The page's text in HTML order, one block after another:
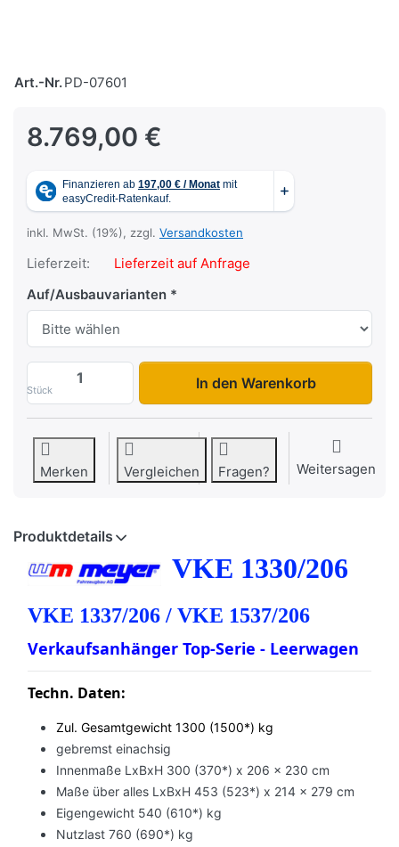
Art.-Nr.PD-07601
8.769,00 €
inkl. MwSt. (19%), zzgl. Versandkosten
Lieferzeit:
Lieferzeit auf Anfrage
Auf/Ausbauvarianten
Stück
VKE 1330/206 - VKE 1537/206 zu
In den Warenkorb
Merken Vergleichen Fragen? Weitersagen
Produktdetails
VKE 1330/206
VKE 1337/206 / VKE 1537/206
Verkaufsanhänger Top-Serie - Leerwagen
Techn. Daten:
Zul. Gesamtgewicht 1300 (1500*) kg
gebremst einachsig
Innenmaße LxBxH 300 (370*) x 206 x 230 cm
Maße über alles LxBxH 453 (523*) x 214 x 279 cm
Eigengewicht 540 (610*) kg
Nutzlast 760 (690*) kg